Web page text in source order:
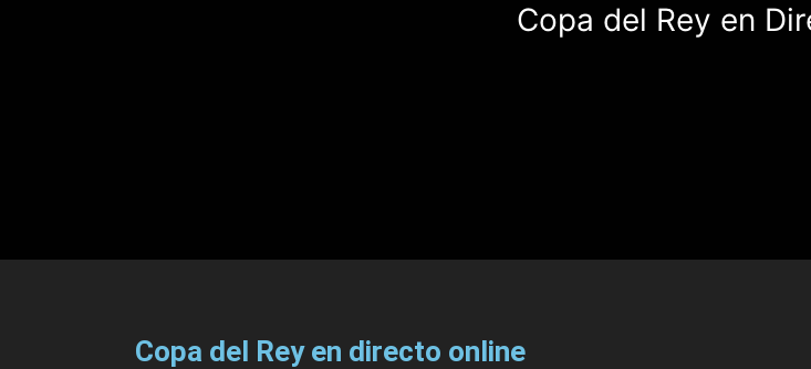
Copa del Rey en
Copa del Rey en directo online